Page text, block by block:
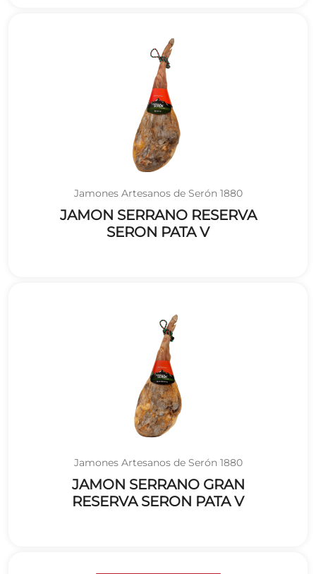
Jamones Artesanos de Serón 1880
JAMON SERRANO RESERVA
SERON PATA V
Jamones Artesanos de Serón 1880
JAMON SERRANO GRAN
RESERVA SERON PATA V